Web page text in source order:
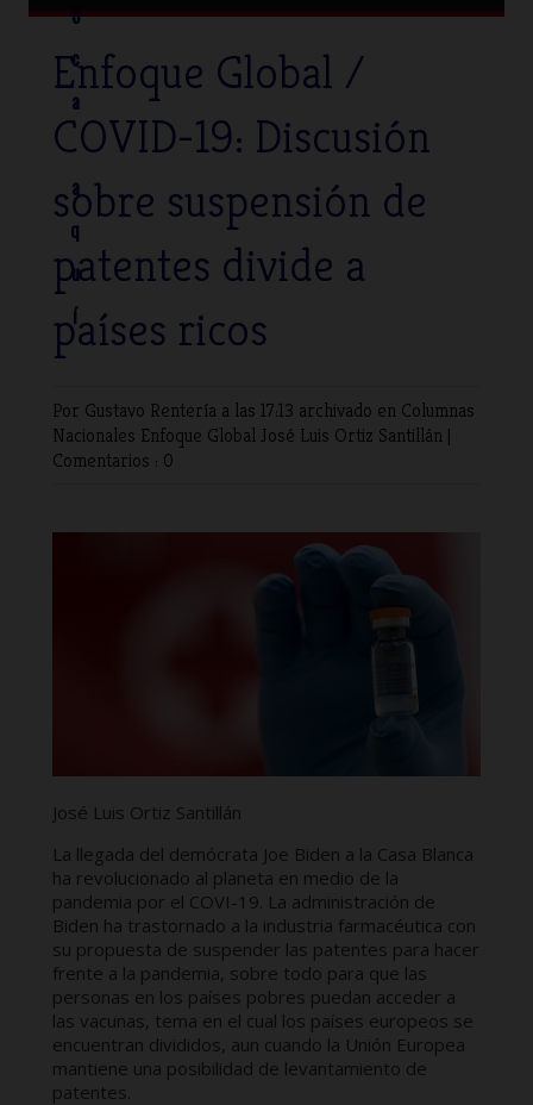
o
c
a
a
q
u
í
Enfoque Global /
COVID-19: Discusión
sobre suspensión de
patentes divide a
países ricos
Por Gustavo Rentería a las 17:13 archivado en Columnas
Nacionales Enfoque Global José Luis Ortiz Santillán |
Comentarios : 0
José Luis Ortiz Santillán
La llegada del demócrata Joe Biden a la Casa Blanca
ha revolucionado al planeta en medio de la
pandemia por el COVI-19. La administración de
Biden ha trastornado a la industria farmacéutica con
su propuesta de suspender las patentes para hacer
frente a la pandemia, sobre todo para que las
personas en los países pobres puedan acceder a
las vacunas, tema en el cual los países europeos se
encuentran divididos, aun cuando la Unión Europea
mantiene una posibilidad de levantamiento de
patentes.